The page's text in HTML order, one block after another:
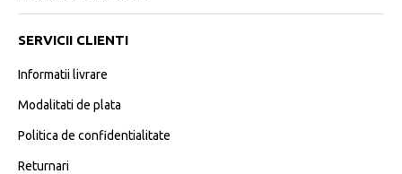
SERVICII CLIENTI
Informatii livrare
Modalitati de plata
Politica de confidentialitate
Returnari